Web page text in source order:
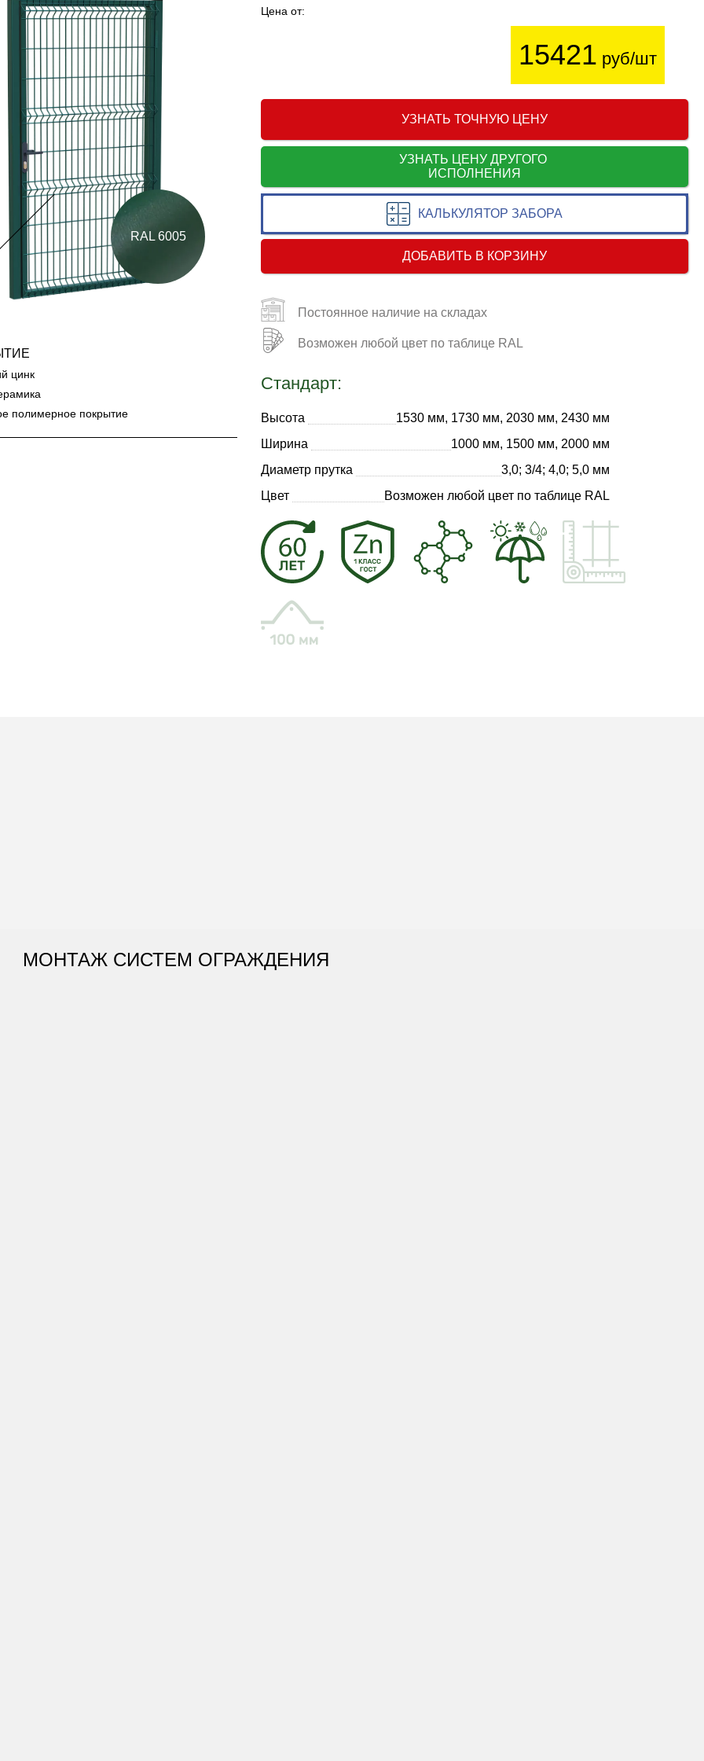
RAL 6005
цинк
полимерное покрытие
Цена от:
15421 руб/шт
УЗНАТЬ ТОЧНУЮ ЦЕНУ
УЗНАТЬ ЦЕНУ ДРУГОГО
ИСПОЛНЕНИЯ
КАЛЬКУЛЯТОР ЗАБОРА
ДОБАВИТЬ В КОРЗИНУ
Постоянное наличие на складах
Возможен любой цвет по таблице RAL
Стандарт:
Высота
1530 мм, 1730 мм, 2030 мм, 2430 мм
Ширина
1000 мм, 1500 мм, 2000 мм
Диаметр прутка
3,0; 3/4; 4,0; 5,0 мм
Цвет
Возможен любой цвет по таблице RAL
МОНТАЖ СИСТЕМ ОГРАЖДЕНИЯ